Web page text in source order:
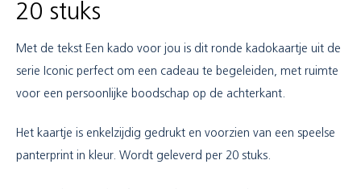
20 stuks
Met de tekst Een kado voor jou is dit ronde kadokaartje uit de
serie Iconic perfect om een cadeau te begeleiden, met ruimte
voor een persoonlijke boodschap op de achterkant.
Het kaartje is enkelzijdig gedrukt en voorzien van een speelse
panterprint in kleur. Wordt geleverd per 20 stuks.